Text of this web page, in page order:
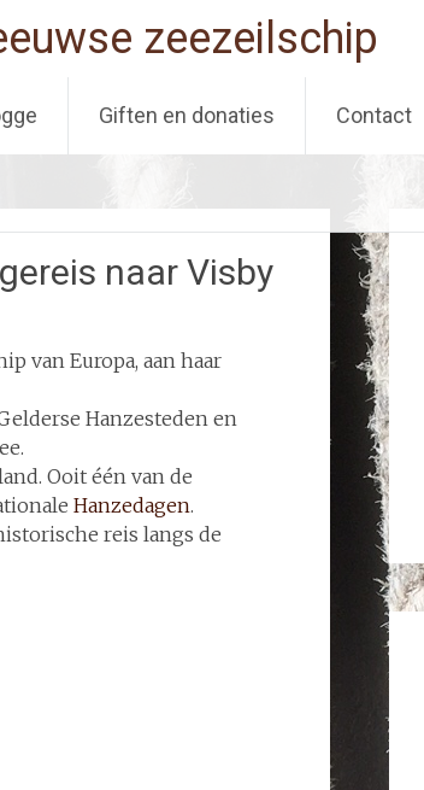
zeezeilschip
Giften en donaties Contact
naar Visby
van Europa, aan haar
Hanzesteden en
Ooit één van de
Hanzedagen.
reis langs de